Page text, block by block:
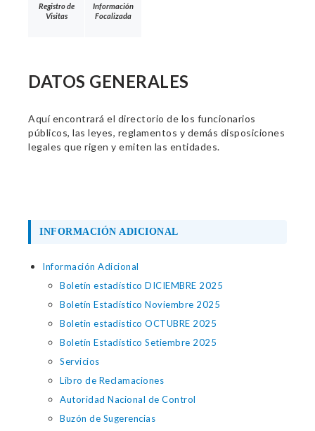
Registro de
Visitas
Información
Focalizada
DATOS GENERALES
Aquí encontrará el directorio de los funcionarios
públicos, las leyes, reglamentos y demás disposiciones
legales que rigen y emiten las entidades.
INFORMACIÓN ADICIONAL
Información Adicional
Boletín estadístico DICIEMBRE 2025
Boletín Estadístico Noviembre 2025
Boletin estadistico OCTUBRE 2025
Boletín Estadístico Setiembre 2025
Servicios
Libro de Reclamaciones
Autoridad Nacional de Control
Buzón de Sugerencias